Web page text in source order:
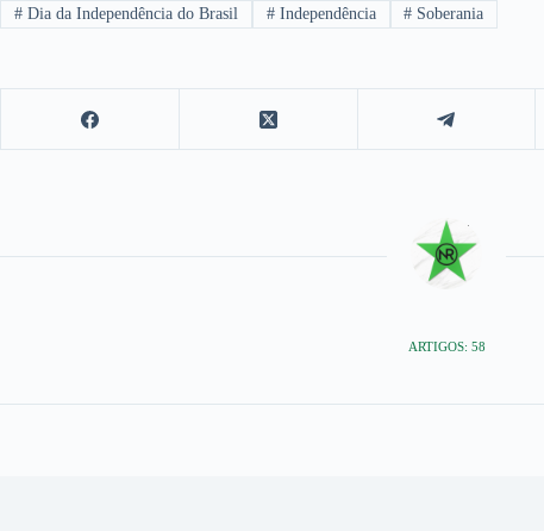
#Dia da Independência do Brasil #Independência # Soberania
ARTIGOS: 58